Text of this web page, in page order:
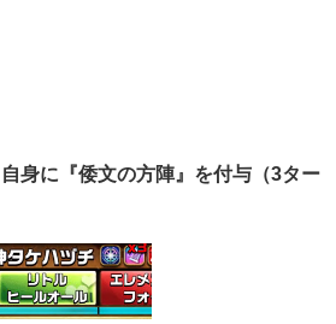
身に『倭文の方陣』を付与（3ター